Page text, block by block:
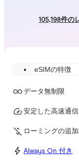
105,198件の
eSIMの特徴
データ無制限
安定した高速通信
ローミングの追
Always On 付き